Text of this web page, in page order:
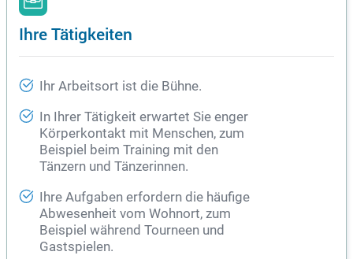
Ihre Tätigkeiten
Ihr Arbeitsort ist die Bühne.
In Ihrer Tätigkeit erwartet Sie enger
Körperkontakt mit Menschen, zum
Beispiel beim Training mit den
Tänzern und Tänzerinnen.
Ihre Aufgaben erfordern die häufige
Abwesenheit vom Wohnort, zum
Beispiel während Tourneen und
Gastspielen.